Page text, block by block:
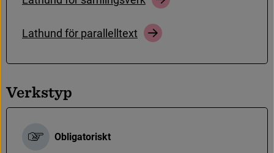
Lathund för parallelltext
Verkstyp
Obligatoriskt